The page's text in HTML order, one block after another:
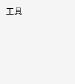
工具